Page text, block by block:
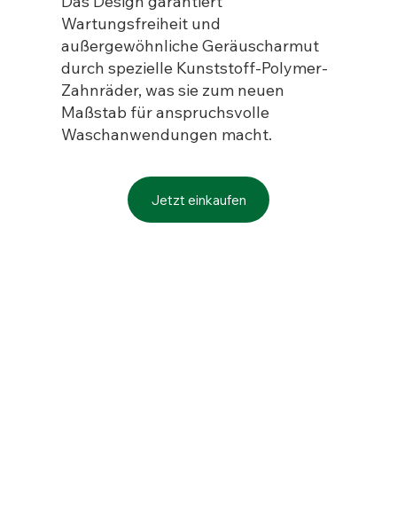
Wartungsfreiheit und
außergewöhnliche Geräuscharmut
durch spezielle Kunststoff-Polymer-
Zahnräder, was sie zum neuen
Maßstab für anspruchsvolle
Waschanwendungen macht.
Jetzt einkaufen